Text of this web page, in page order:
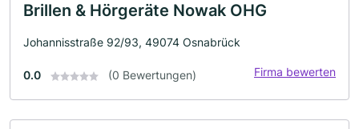
Brillen & Hörgeräte Nowak OHG
Johannisstraße 92/93, 49074 Osnabrück
0.0 (0 Bewertungen) Firma bewerten